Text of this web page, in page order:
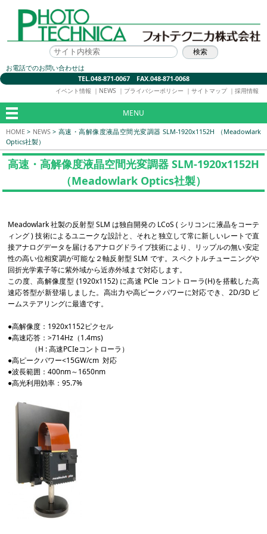
お電話でのお問い合わせは
TEL.048-871-0067 FAX.048-871-0068
イベント情報 ｜ NEWS ｜ プライバシーポリシー ｜ サイトマップ ｜ 採用情報
MENU
HOME > NEWS> 高速・高解像度液晶空間光変調器 SLM-1920x1152H （Meadowlark
Optics社製）
高速・高解像度液晶空間光変調器 SLM-1920x1152H
（Meadowlark Optics社製）
Meadowlark 社製の反射型 SLM は独自開発の LCoS ( シリコンに液晶をコーテ
ィング ) 技術によるユニークな設計と、それと独立して常に新しいレートで直
接アナログデータを届けるアナログドライブ技術により、リップルの無い安定
性の高い位相変調が可能な２軸反射型 SLM です。スペクトルチューニングや
回折光学素子等に紫外域から近赤外域まで対応します。
この度、高解像度型 (1920x1152) に高速 PCle コントローラ(H)を搭載した高
速応答型が新登場しました。高出力や高ピークパワーに対応でき、2D/3D ビ
ームステアリングに最適です。
●高解像度：1920x1152ピクセル
●高速応答：>714Hz（1.4ms)
（H : 高速PCIeコントローラ）
●高ピークパワー<15GW/cm 対応
●波長範囲：400nm～1650nm
●高光利用効率：95.7%